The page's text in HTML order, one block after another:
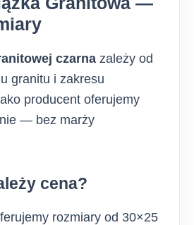
czarna zależy od
granitu i zakresu
producent oferujemy
— bez marży
cena?
rozmiary od 30×25